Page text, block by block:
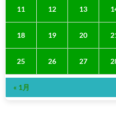
11 12 13
18 19 20
25 26 27
« 1月